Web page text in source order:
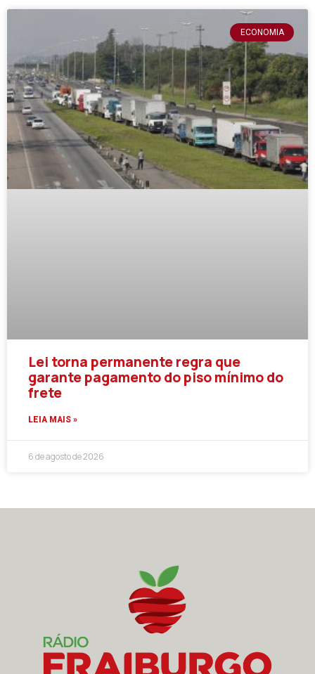
ECONOMIA
Lei torna permanente regra que
garante pagamento do piso mínimo do
frete
LEIA MAIS »
6 de agosto de 2026